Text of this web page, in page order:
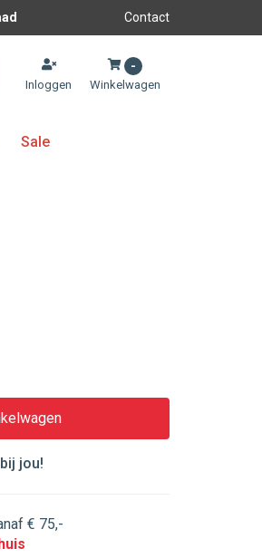
Contact
Inloggen
-
Winkelwagen
Sale
jou!
€ 75,-